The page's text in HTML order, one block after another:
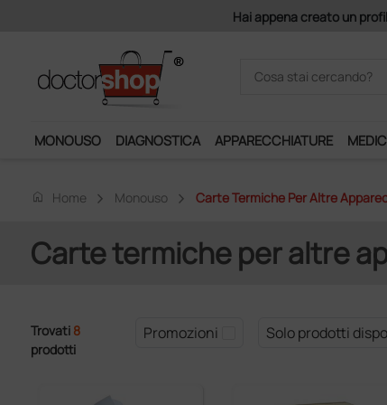
Hai appena creato un profilo? Con 140 euro di imponibile, la
MONOUSO DIAGNOSTICA APPARECCHIATURE
home Home Monouso Carte Termiche Per Altre
Carte termiche per altre
Trovati 8
prodotti
Promozioni Solo prodotti